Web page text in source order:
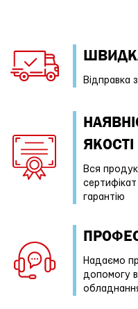
Відправка
ЯКОСТІ
Вся
гарантію
Надаємо
допомогу